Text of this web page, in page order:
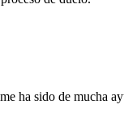
ha sido de mucha